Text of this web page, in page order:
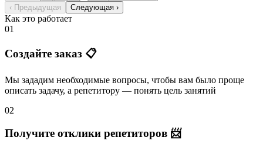
‹ Предыдущая
Следующая ›
Как это работает
01
Создайте заказ 📋
Мы зададим необходимые вопросы, чтобы вам было проще
описать задачу, а репетитору — понять цель занятий
02
Получите отклики репетиторов 📨